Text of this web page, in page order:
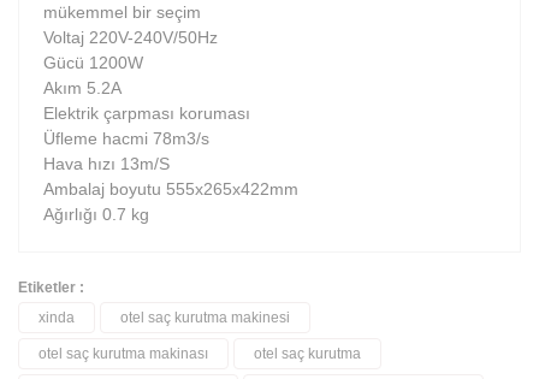
mükemmel bir seçim
Voltaj 220V-240V/50Hz
Gücü 1200W
Akım 5.2A
Elektrik çarpması koruması
Üfleme hacmi 78m3/s
Hava hızı 13m/S
Ambalaj boyutu 555x265x422mm
Ağırlığı 0.7 kg
Bu ürüne ilk yorumu siz yapın!
Etiketler :
xinda
otel saç kurutma makinesi
otel saç kurutma makinası otel saç kurutma